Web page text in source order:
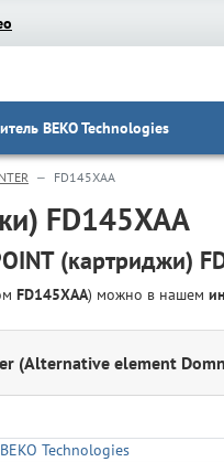
BEKO Technologies
FD145XAA
FD145XAA
(картриджи)
FD145XAA) можно в нашем
(Alternative element